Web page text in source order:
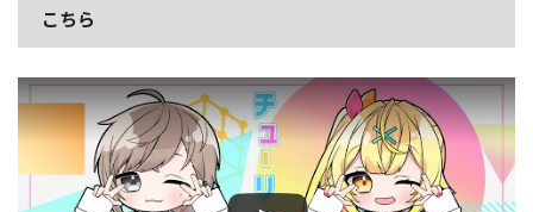
こちら
この動画を YouTube で視聴